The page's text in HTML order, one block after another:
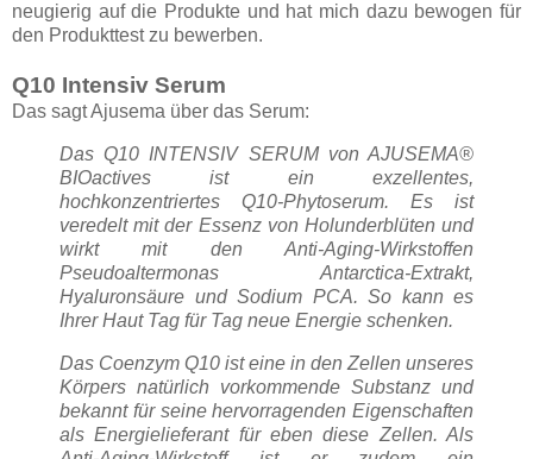
neugierig auf die Produkte und hat mich dazu bewogen für
den Produkttest zu bewerben.
Q10 Intensiv Serum
Das sagt Ajusema über das Serum:
Das Q10 INTENSIV SERUM von AJUSEMA®
BIOactives ist ein exzellentes,
hochkonzentriertes Q10-Phytoserum. Es ist
veredelt mit der Essenz von Holunderblüten und
wirkt mit den Anti-Aging-Wirkstoffen
Pseudoaltermonas Antarctica-Extrakt,
Hyaluronsäure und Sodium PCA. So kann es
Ihrer Haut Tag für Tag neue Energie schenken.
Das Coenzym Q10 ist eine in den Zellen unseres
Körpers natürlich vorkommende Substanz und
bekannt für seine hervorragenden Eigenschaften
als Energielieferant für eben diese Zellen. Als